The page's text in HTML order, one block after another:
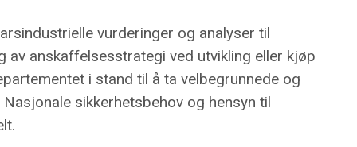
vurderinger og analyser til
anskaffelsesstrategi ved utvikling eller kjøp
i stand til å ta velbegrunnede og
sikkerhetsbehov og hensyn til